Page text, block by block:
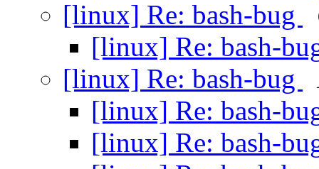
[linux] Re: bash-bug
[linux] Re: bash-
[linux] Re: bash-bug
[linux] Re: bash-
[linux] Re: bash-